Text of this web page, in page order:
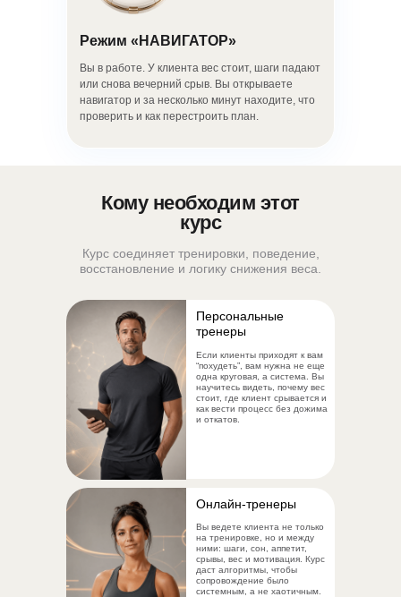
Режим «НАВИГАТОР»
Вы в работе. У клиента вес стоит, шаги падают
или снова вечерний срыв. Вы открываете
навигатор и за несколько минут находите, что
проверить и как перестроить план.
Кому необходим этот
курс
Персональные
тренеры
Если клиенты приходят к вам
“похудеть”, вам нужна не еще
одна круговая, а система. Вы
научитесь видеть, почему вес
стоит, где клиент срывается и
как вести процесс без дожима
и откатов.
Онлайн-тренеры
Вы ведете клиента не только
на тренировке, но и между
ними: шаги, сон, аппетит,
срывы, вес и мотивация. Курс
даст алгоритмы, чтобы
сопровождение было
системным, а не хаотичным.
Курс соединяет тренировки, поведение,
восстановление и логику снижения веса.
+7
Я даю согласие на
персональных данных